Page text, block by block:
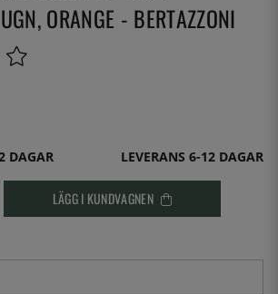
ORANGE - BERTAZZONI
LEVERANS 6-12 DAGAR
LÄGG I KUNDVAGNEN